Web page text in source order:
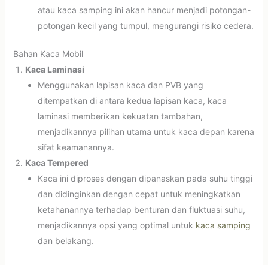
atau kaca samping ini akan hancur menjadi potongan-
potongan kecil yang tumpul, mengurangi risiko cedera.
Bahan Kaca Mobil
Kaca Laminasi
Menggunakan lapisan kaca dan PVB yang
ditempatkan di antara kedua lapisan kaca, kaca
laminasi memberikan kekuatan tambahan,
menjadikannya pilihan utama untuk kaca depan karena
sifat keamanannya.
Kaca Tempered
Kaca ini diproses dengan dipanaskan pada suhu tinggi
dan didinginkan dengan cepat untuk meningkatkan
ketahanannya terhadap benturan dan fluktuasi suhu,
menjadikannya opsi yang optimal untuk kaca samping
dan belakang.